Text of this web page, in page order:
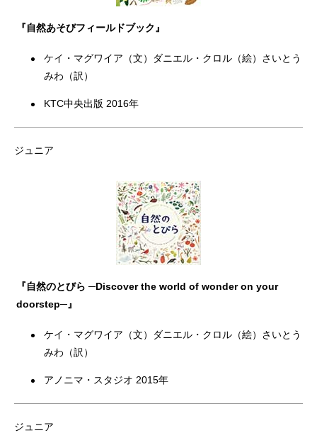
『自然あそびフィールドブック』
ケイ・マグワイア（文）ダニエル・クロル（絵）さいとう
みわ（訳）
KTC中央出版 2016年
ジュニア
『自然のとびら ─Discover the world of wonder on your
doorstep─』
ケイ・マグワイア（文）ダニエル・クロル（絵）さいとう
みわ（訳）
アノニマ・スタジオ 2015年
ジュニア